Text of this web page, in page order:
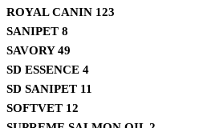
ROYAL CANIN 123
SANIPET 8
SAVORY49
SD ESSENCE 4
SD SANIPET 11
SOFTVET 12